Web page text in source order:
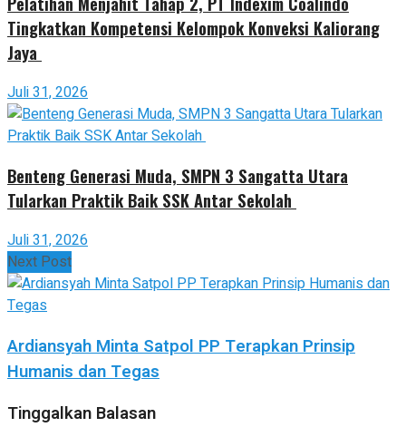
Tingkatkan Kompetensi Kelompok Konveksi Kaliorang
Jaya
Juli 31, 2026
Benteng Generasi Muda, SMPN 3 Sangatta Utara
Tularkan Praktik Baik SSK Antar Sekolah
Juli 31, 2026
Next Post
Ardiansyah Minta Satpol PP Terapkan Prinsip
Humanis dan Tegas
Tinggalkan Balasan